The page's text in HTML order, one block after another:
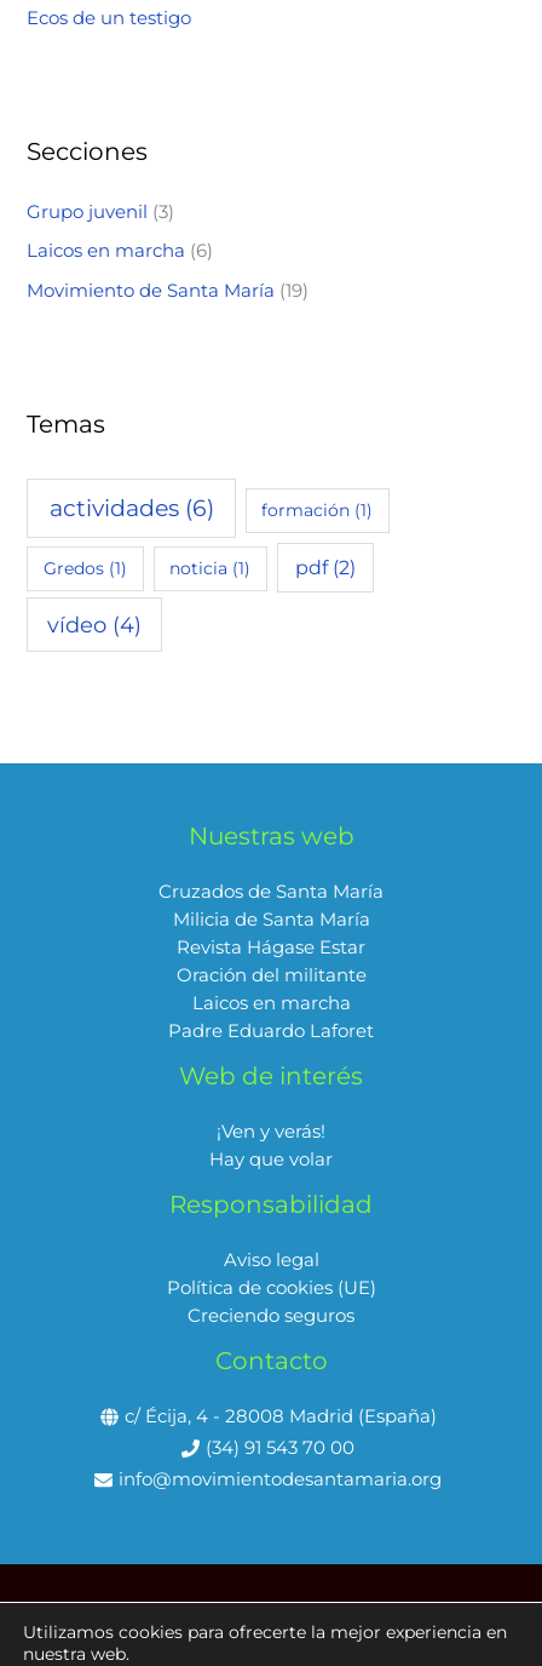
Ecos de un testigo
Secciones
Grupo juvenil (3)
Laicos en marcha (6)
Movimiento de Santa María (19)
Temas
actividades(6) formación (1)
Gredos (1) noticia (1) pdf(2)
vídeo (4)
Nuestras web
Cruzados de Santa María
Milicia de Santa María
Revista Hágase Estar
Oración del militante
Laicos en marcha
Padre Eduardo Laforet
Web de interés
¡Ven y verás!
Hay que volar
Responsabilidad
Aviso legal
Política de cookies (UE)
Creciendo seguros
Contacto
c/ Écija, 4 - 28008 Madrid (España)
(34) 91 543 70 00
info@movimientodesantamaria.org
Copyright © 2026 Movimiento de Santa María
Utilizamos cookies para ofrecerte la mejor experiencia en
nuestra web.